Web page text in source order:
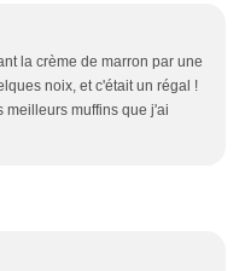
la crème de marron par une
noix, et c'était un régal !
meilleurs muffins que j'ai